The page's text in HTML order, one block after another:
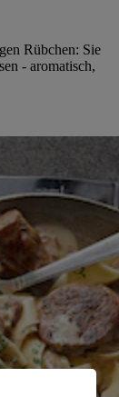
Rübchen: Sie
- aromatisch,